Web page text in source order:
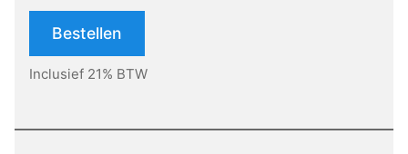
Bestellen
Inclusief 21% BTW